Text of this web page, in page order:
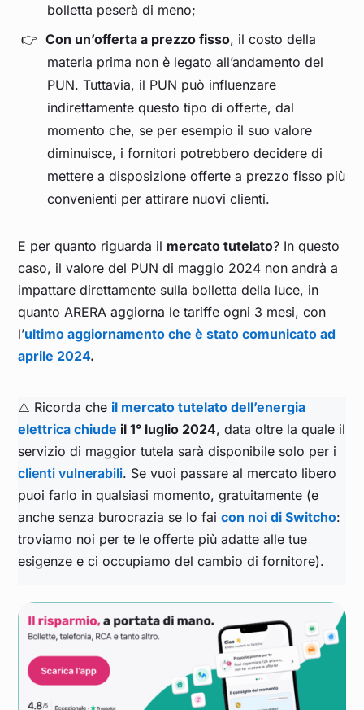
Ottobre 2023
Settembre 2023 0,116
Agosto 2023 0,112
Luglio 2023 0,112
Giugno 2023 0,106
Maggio 2023 0,106
Aprile 2023 0,135
Marzo 2023 0,136
Gennaio 2023 0,174
Dicembre 2022 0,294
Settembre 2022 0,429
Agosto 2022 0,543
bolletta peserà di meno;
Con un’offerta a prezzo fisso, il costo della
materia prima non è legato all’andamento del
PUN. Tuttavia, il PUN può influenzare
indirettamente questo tipo di offerte, dal
momento che, se per esempio il suo valore
diminuisce, i fornitori potrebbero decidere di
mettere a disposizione offerte a prezzo fisso più
convenienti per attirare nuovi clienti.
E per quanto riguarda il mercato tutelato? In questo
caso, il valore del PUN di maggio 2024 non andrà a
impattare direttamente sulla bolletta della luce, in
quanto ARERA aggiorna le tariffe ogni 3 mesi, con
l’ultimo aggiornamento che è stato comunicato ad
aprile 2024.
⚠️ Ricorda che il mercato tutelato dell’energia
elettrica chiude il 1° luglio 2024, data oltre la quale il
servizio di maggior tutela sarà disponibile solo per i
clienti vulnerabili. Se vuoi passare al mercato libero
puoi farlo in qualsiasi momento, gratuitamente (e
anche senza burocrazia se lo faicon noi di Switcho:
troviamo noi per te le offerte più adatte alle tue
esigenze e ci occupiamo del cambio di fornitore).